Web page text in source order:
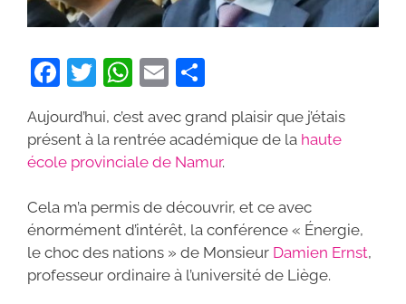
F
c
e
o
o
k
T
itt
er
W
at
s
p
p
E
ai
l
ta
g
Aujourd’hui, c’est avec grand plaisir que j’étais
présent à la rentrée académique de la haute
école provinciale de Namur.
Cela m’a permis de découvrir, et ce avec
énormément d’intérêt, la conférence « Énergie,
le choc des nations » de Monsieur Damien Ernst,
professeur ordinaire à l’université de Liège.